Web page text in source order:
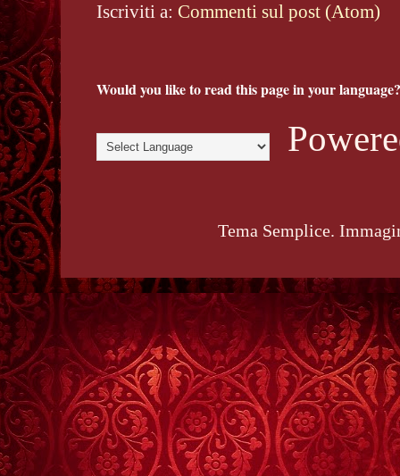
Iscriviti a: Commenti sul post (Atom)
Would you like to read this page in your
Tema Semplice.